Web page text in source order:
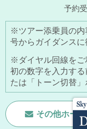
予約
※ツアー添乗員の内
号からガイダンスに
※ダイヤル回線をご
初の数字を入力す
たは「トーン切替」
その他ホー